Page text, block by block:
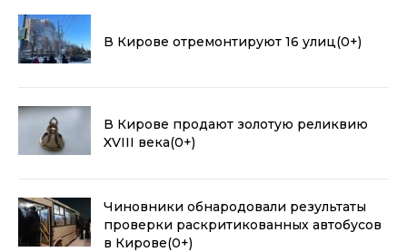
В Кирове отремонтируют 16 улиц(0+)
В Кирове продают золотую реликвию
XVIII века(0+)
Чиновники обнародовали результаты
проверки раскритикованных автобусов
в Кирове(0+)